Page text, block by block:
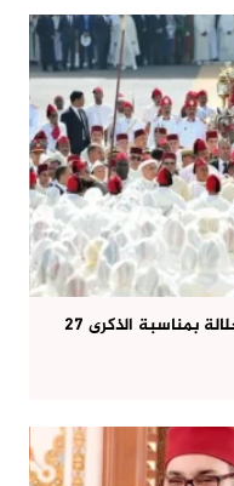
تهنئة متدين عبد العزيز إلى صاحب الجلالة بمناسبة الذكرى 27